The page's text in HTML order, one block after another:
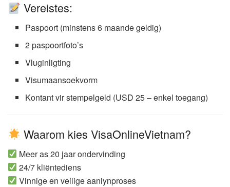
Vereistes:
Paspoort (minstens 6 maande geldig)
2 paspoortfoto’s
Vluginligting
Visumaansoekvorm
Kontant vir stempelgeld (USD 25 – enkel toegang)
Waarom kies VisaOnlineVietnam?
Meer as 20 jaar ondervinding
24/7 kliëntediens
Vinnige en veilige aanlynproses